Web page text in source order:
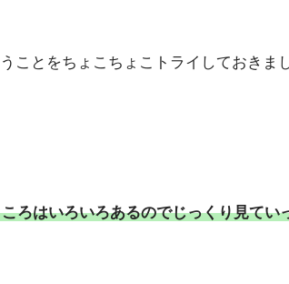
ことをちょこちょこトライしておき
ろはいろいろあるのでじっくり見てい